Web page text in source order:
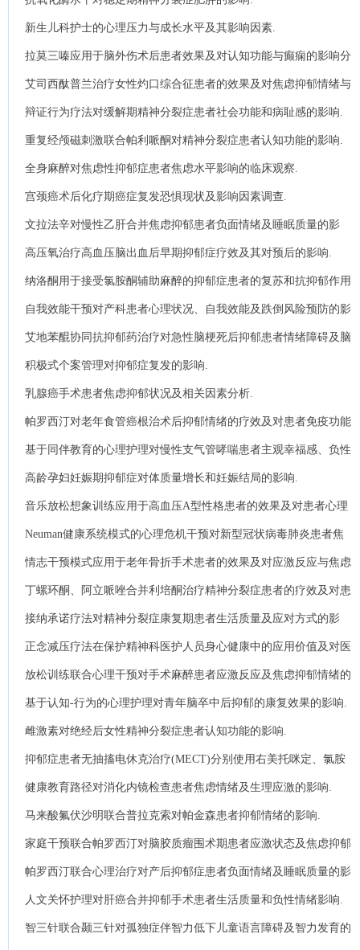
新生儿科护士的心理压力与成长水平及其影响因素.
拉莫三嗪应用于脑外伤术后患者效果及对认知功能与癫痫的影响分
析.
艾司西酞普兰治疗女性灼口综合征患者的效果及对焦虑抑郁情绪与
细胞因子水平的影响.
辩证行为疗法对缓解期精神分裂症患者社会功能和病耻感的影响.
重复经颅磁刺激联合帕利哌酮对精神分裂症患者认知功能的影响.
全身麻醉对焦虑性抑郁症患者焦虑水平影响的临床观察.
宫颈癌术后化疗期癌症复发恐惧现状及影响因素调查.
文拉法辛对慢性乙肝合并焦虑抑郁患者负面情绪及睡眠质量的影
响.
高压氧治疗高血压脑出血后早期抑郁症疗效及其对预后的影响.
纳洛酮用于接受氯胺酮辅助麻醉的抑郁症患者的复苏和抗抑郁作用
的影响.
自我效能干预对产科患者心理状况、自我效能及跌倒风险预防的影
响观察.
艾地苯醌协同抗抑郁药治疗对急性脑梗死后抑郁患者情绪障碍及脑
功能恢复的影响分析.
积极式个案管理对抑郁症复发的影响.
乳腺癌手术患者焦虑抑郁状况及相关因素分析.
帕罗西汀对老年食管癌根治术后抑郁情绪的疗效及对患者免疫功能
的影响分析.
基于同伴教育的心理护理对慢性支气管哮喘患者主观幸福感、负性
情绪及自我效能的影响.
高龄孕妇妊娠期抑郁症对体质量增长和妊娠结局的影响.
音乐放松想象训练应用于高血压A型性格患者的效果及对患者心理
状态的影响分析.
Neuman健康系统模式的心理危机干预对新型冠状病毒肺炎患者焦
虑、抑郁情绪的影响.
情志干预模式应用于老年骨折手术患者的效果及对应激反应与焦虑
抑郁情绪的影响探讨.
丁螺环酮、阿立哌唑合并利培酮治疗精神分裂症患者的疗效及对患
者阴性症状及认知功能的影响 .
接纳承诺疗法对精神分裂症康复期患者生活质量及应对方式的影
响.
正念减压疗法在保护精神科医护人员身心健康中的应用价值及对医
护人员工作状态的影响研究.
放松训练联合心理干预对手术麻醉患者应激反应及焦虑抑郁情绪的
影响分析.
基于认知-行为的心理护理对青年脑卒中后抑郁的康复效果的影响.
雌激素对绝经后女性精神分裂症患者认知功能的影响.
抑郁症患者无抽搐电休克治疗(MECT)分别使用右美托咪定、氯胺
酮麻醉时对眼压及抑郁减分的影响.
健康教育路径对消化内镜检查患者焦虑情绪及生理应激的影响.
马来酸氟伏沙明联合普拉克索对帕金森患者抑郁情绪的影响.
家庭干预联合帕罗西汀对脑胶质瘤围术期患者应激状态及焦虑抑郁
情绪的影响.
帕罗西汀联合心理治疗对产后抑郁症患者负面情绪及睡眠质量的影
响分析.
人文关怀护理对肝癌合并抑郁手术患者生活质量和负性情绪影响.
智三针联合颞三针对孤独症伴智力低下儿童语言障碍及智力发育的